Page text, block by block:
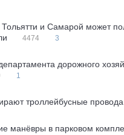
и Самарой может
4474 3
дорожного
1
троллейбусные провода
манёвры в парковом